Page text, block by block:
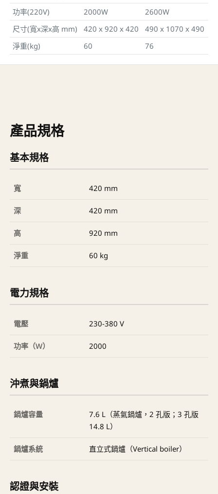
功率(220V)
2000W
2600W
尺寸(寬x深x高 mm)
420 x 920 x 420
490 x 1070 x 490
淨重(kg)
60 76
產品規格
基本規格
寬 420 mm
深 420 mm
高 920 mm
淨重 60 kg
電力規格
電壓 230-380 V
功率（W） 2000
沖煮與鍋爐
鍋爐容量
7.6 L（蒸氣鍋爐，2 孔版；3 孔版
14.8 L）
鍋爐系統 直立式鍋爐（Vertical boiler）
認證與安裝